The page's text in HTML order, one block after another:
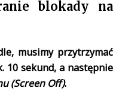
blokady na
musimy przytrzymać
10 sekund, a następnie
(Screen Off).